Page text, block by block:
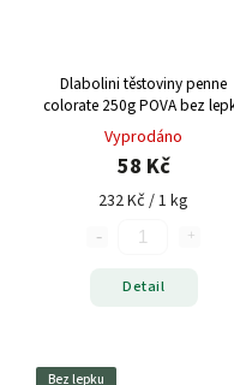
Dlabolini těstoviny penne
colorate 250g POVA bez
Vyprodáno
58 Kč
232 Kč / 1 kg
Detail
Bez lepku